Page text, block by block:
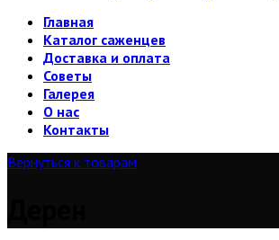
Главная
Каталог саженцев
Доставка и оплата
Советы
Галерея
О нас
Контакты
Вернуться к товарам